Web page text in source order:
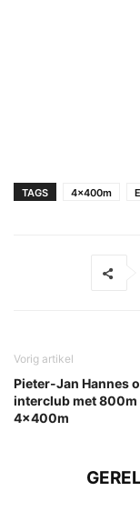
TAGS 4x400m
Vorig artikel
Pieter-Jan Hannes
interclub met 800m
4x400m